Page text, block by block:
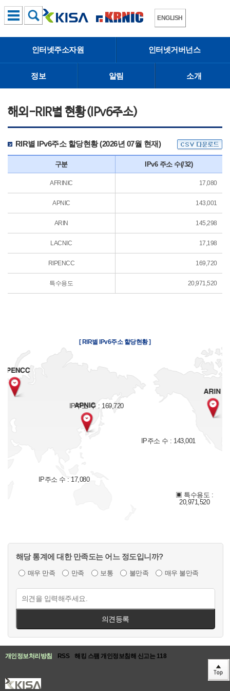
ENGLISH
인터넷주소자원 인터넷거버넌스
정보 알림 소개
해외-RIR별 현황(IPv6주소)
RIR별 IPv6주소 할당현황 (2026년 07월 현재)
구분 IPv6 주소 수(/32)
AFRINIC 17,080
APNIC 143,001
ARIN 145,298
LACNIC 17,198
RIPENCC 169,720
특수용도 20,971,520
[ RIR별 IPv6주소 할당현황 ]
IP주소 수 : 17,080
IP주소 수 : 143,001
IP주소 수 : 169,720
▣ 특수용도 :
20,971,520
해당 통계에 대한 만족도는 어느 정도입니까?
매우 만족 만족 보통 불만족 매우 불만족
의견등록
개인정보처리방침 RSS 해킹 스팸 개인정보침해 신고는 118